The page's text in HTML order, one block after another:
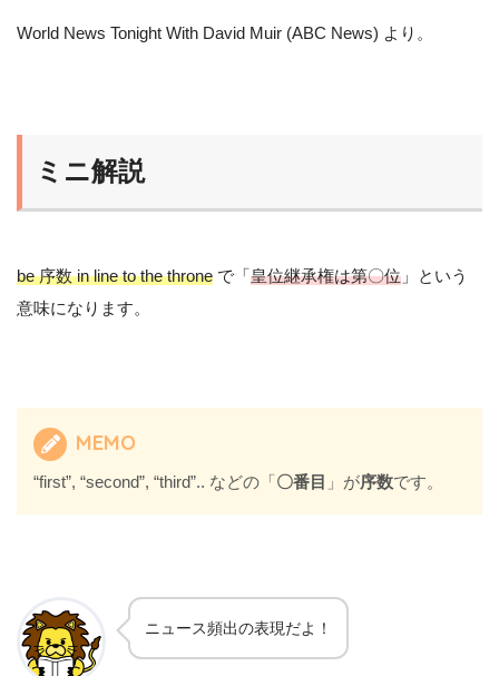
World News Tonight With David Muir (ABC News) より 。
ミニ解説
be 序数 in line to the throne で「皇位継承権は第〇位 」という
意味になります。
MEMO
“first”, “second”, “third”.. などの「〇番目 」が序数です。
ニュース頻出の表現だよ！